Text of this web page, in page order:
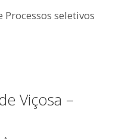
Processos seletivos
Viçosa –